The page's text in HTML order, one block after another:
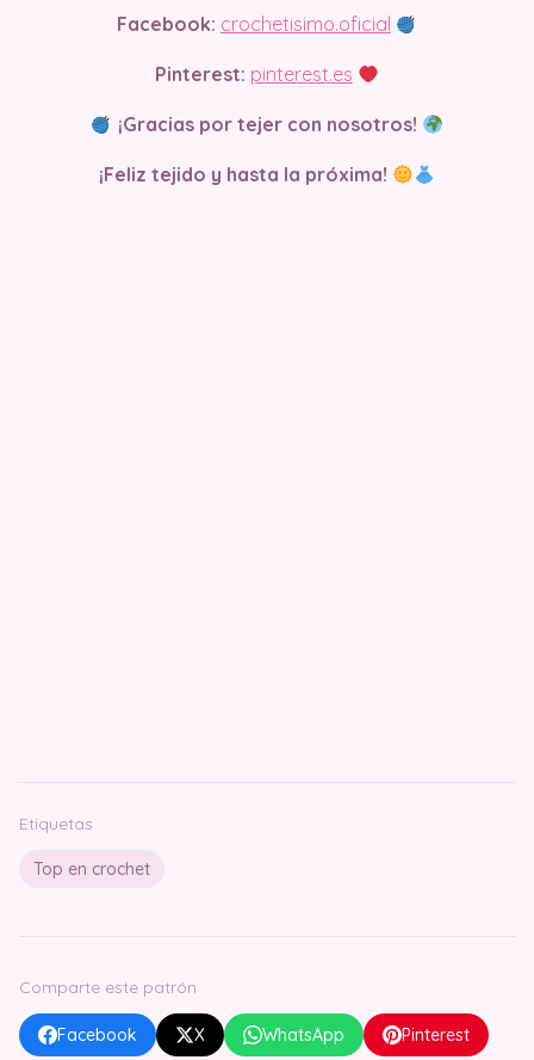
Facebook: crochetisimo.oficial
Pinterest: pinterest.es
¡Gracias por tejer con nosotros!
¡Feliz tejido y hasta la próxima!
Etiquetas
Top en crochet
Comparte este patrón
Facebook X WhatsApp Pinterest